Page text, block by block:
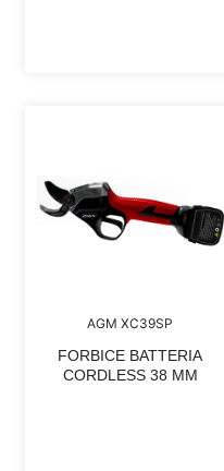
AGM XC39SP
FORBICE BATTERIA
CORDLESS 38 MM